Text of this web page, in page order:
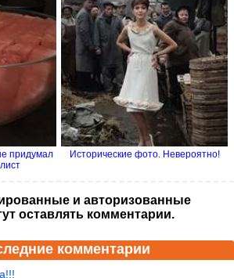
придумал
Исторические фото. Невероятно!
и авторизованные
оставлять комментарии.
комментарии